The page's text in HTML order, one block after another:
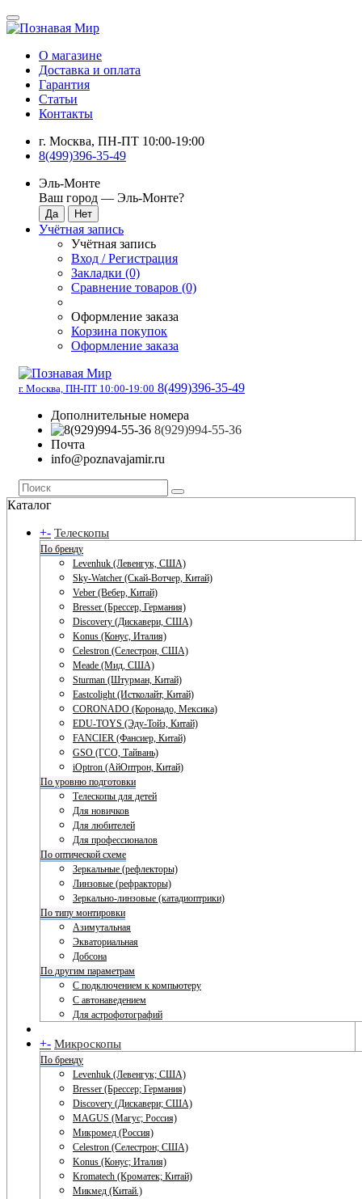
О магазине
Доставка и оплата
Гарантия
Статьи
Контакты
г. Москва, ПН-ПТ 10:00-19:00
8(499)396-35-49
Эль-Монте
Ваш город — Эль-Монте?
Учётная запись
Учётная запись
Вход / Регистрация
Закладки (0)
Сравнение товаров (0)
Оформление заказа
Корзина покупок
Оформление заказа
г. Москва, ПН-ПТ 10:00-19:00 8(499)396-35-49
Дополнительные номера
8(929)994-55-36
Почта
info@poznavajamir.ru
Каталог
+- Телескопы
По бренду
Levenhuk (Левенгук, США)
Sky-Watcher (Скай-Вотчер, Китай)
Veber (Вебер, Китай)
Bresser (Брессер, Германия)
Discovery (Дискавери, США)
Konus (Конус, Италия)
Celestron (Селестрон, США)
Meade (Мид, США)
Sturman (Штурман, Китай)
Eastcolight (Истколайт, Китай)
CORONADO (Коронадо, Мексика)
EDU-TOYS (Эду-Тойз, Китай)
FANCIER (Фансиер, Китай)
GSO (ГСО, Тайвань)
iOptron (АйОптрон, Китай)
По уровню подготовки
Телескопы для детей
Для новичков
Для любителей
Для профессионалов
По оптической схеме
Зеркальные (рефлекторы)
Линзовые (рефракторы)
Зеркально-линзовые (катадиоптрики)
По типу монтировки
Азимутальная
Экваториальная
Добсона
По другим параметрам
С подключением к компьютеру
С автонаведением
Для астрофотографий
+- Микроскопы
По бренду
Levenhuk (Левенгук; США)
Bresser (Брессер; Германия)
Discovery (Дискавери; США)
MAGUS (Магус; Россия)
Микромед (Россия)
Celestron (Селестрон; США)
Konus (Конус; Италия)
Kromatech (Кроматек; Китай)
Микмед (Китай.)